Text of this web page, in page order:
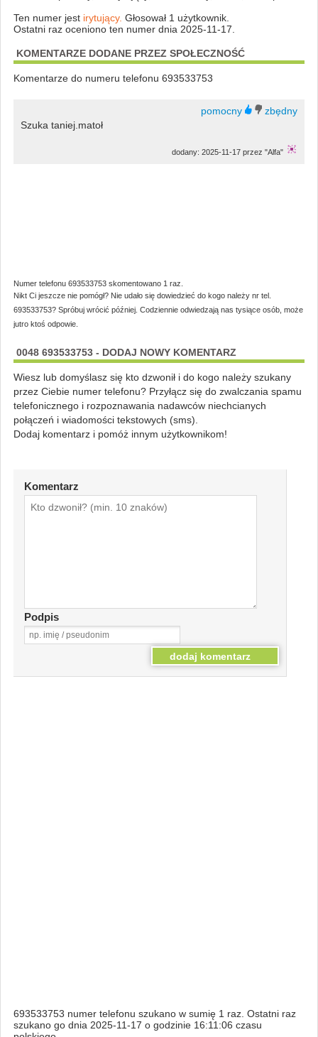
Ten numer jest irytujący. Głosował 1 użytkownik.
Ostatni raz oceniono ten numer dnia 2025-11-17.
KOMENTARZE DODANE PRZEZ SPOŁECZNOŚĆ
Komentarze do numeru telefonu 693533753
Szuka taniej.matoł
dodany: 2025-11-17 przez "Alfa"
Numer telefonu 693533753 skomentowano 1 raz.
Nikt Ci jeszcze nie pomógł? Nie udało się dowiedzieć do kogo należy nr tel.
693533753? Spróbuj wrócić później. Codziennie odwiedzają nas tysiące osób, może
jutro ktoś odpowie.
0048 693533753 - DODAJ NOWY KOMENTARZ
Wiesz lub domyślasz się kto dzwonił i do kogo należy szukany
przez Ciebie numer telefonu? Przyłącz się do zwalczania spamu
telefonicznego i rozpoznawania nadawców niechcianych
połączeń i wiadomości tekstowych (sms).
Dodaj komentarz i pomóż innym użytkownikom!
Komentarz
Podpis
693533753 numer telefonu szukano w sumię 1 raz. Ostatni raz
szukano go dnia 2025-11-17 o godzinie 16:11:06 czasu